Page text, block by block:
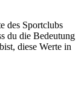
des Sportclubs
du die Bedeutung
diese Werte in